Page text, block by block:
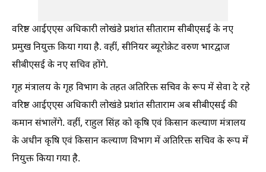
वरिष्ठ आईएएस अधिकारी लोखंडे प्रशांत सीताराम सीबीएसई के नए
प्रमुख नियुक्त किया गया है. वहीं, सीनियर ब्यूरोक्रेट वरुण भारद्वाज
सीबीएसई के नए सचिव होंगे.
गृह मंत्रालय के गृह विभाग के तहत अतिरिक्त सचिव के रूप में सेवा दे रहे
वरिष्ठ आईएएस अधिकारी लोखंडे प्रशांत सीताराम अब सीबीएसई की
कमान संभालेंगे. वहीं, राहुल सिंह को कृषि एवं किसान कल्याण मंत्रालय
के अधीन कृषि एवं किसान कल्याण विभाग में अतिरिक्त सचिव के रूप में
नियुक्त किया गया है.